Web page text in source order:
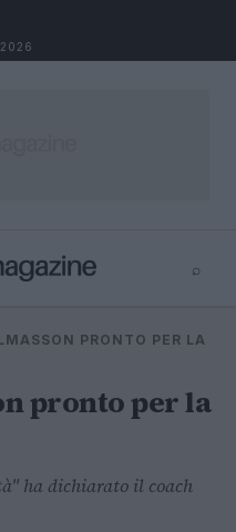
⌕
⌕ ×
PRONTO PER LA
pronto per la
ha dichiarato il coach